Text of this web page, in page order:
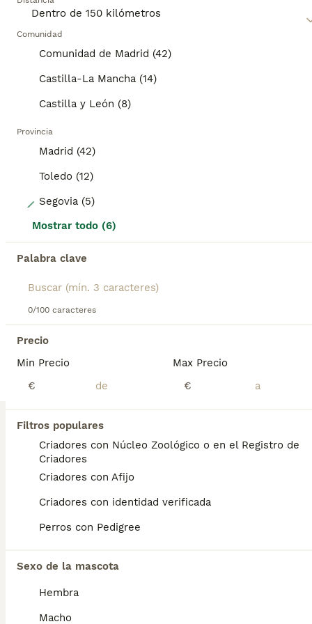
Comunidad
Comunidad de Madrid (42)
Castilla-La Mancha (14)
Castilla y León (8)
Provincia
Madrid (42)
Toledo (12)
Segovia (5)
Mostrar todo (6)
Palabra clave
0/100 caracteres
Precio
Min Precio
€
Max Precio
€
Filtros populares
Criadores con Núcleo Zoológico o en el Registro de
Criadores
Criadores con Afijo
Criadores con identidad verificada
Perros con Pedigree
Sexo de la mascota
Hembra
Macho
corazones y hogares de muchas personas. También suelen
disposición para realizar tareas y por su alegría general.
página de consejos de compra de Caniche Toy
para obtener información sobre esta raza de perro.
BOOST
CANICHE PARTICOLOR
Caniche Toy
3 semanas 1 1300 €
Paradinas de San Juan
(137.2km)
Caniche Toy
Caniche Toy
9 semanas 2 2